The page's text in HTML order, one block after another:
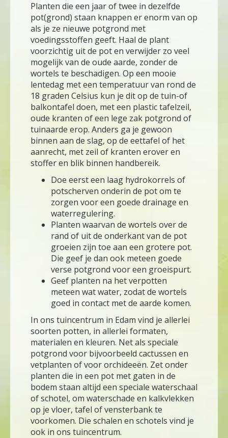
Planten die een jaar of twee in dezelfde
pot(grond) staan knappen er enorm van op
als je ze nieuwe potgrond met
voedingsstoffen geeft. Haal de plant
voorzichtig uit de pot en verwijder zo veel
mogelijk van de oude aarde, zonder de
wortels te beschadigen. Op een mooie
lentedag met een temperatuur van rond de
18 graden Celsius kun je dit op de tuin-of
balkontafel doen, met een plastic tafelzeil,
oude kranten of een lege zak potgrond of
tuinaarde erop. Anders ga je gewoon
binnen aan de slag, op de eettafel of het
aanrecht, met zeil of kranten erover en
stoffer en blik binnen handbereik.
Doe eerst een laag hydrokorrels of
potscherven onderin de pot om te
zorgen voor een goede drainage en
waterregulering.
Planten waarvan de wortels over de
rand of uit de onderkant van de pot
groeien zijn toe aan een grotere pot.
Die geef je dan ook meteen goede
verse potgrond voor een groeispurt.
Geef planten na het verpotten
meteen wat water, zodat de wortels
goed in contact met de aarde komen.
In ons tuincentrum in Edam vind je allerlei
soorten potten, in allerlei formaten,
materialen en kleuren. Net als speciale
potgrond voor bijvoorbeeld cactussen en
vetplanten of voor orchideeën. Zet onder
planten die in een pot met gaten in de
bodem staan altijd een speciale waterschaal
of schotel, om waterschade en kalkvlekken
op je vloer, tafel of vensterbank te
voorkomen. Die schalen en schotels vind je
ook in ons tuincentrum.